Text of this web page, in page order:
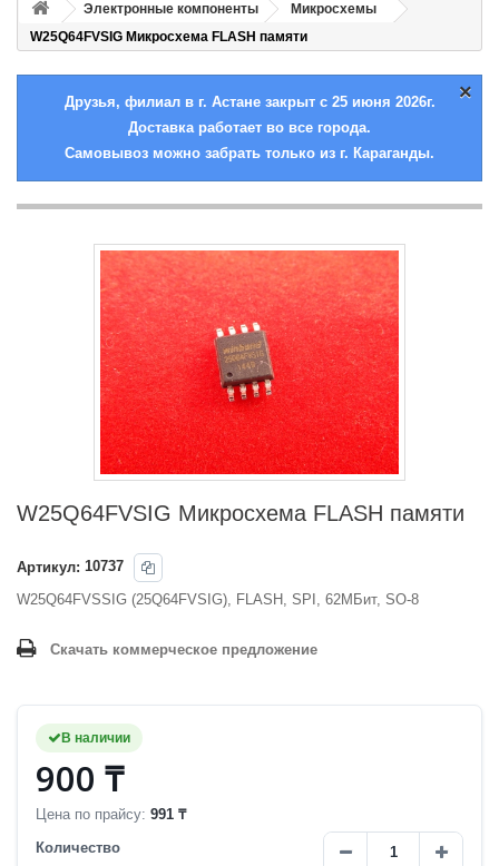
Электронные компоненты
Микросхемы
W25Q64FVSIG Микросхема FLASH памяти
×
Друзья, филиал в г. Астане закрыт с 25 июня 2026г.
Доставка работает во все города.
Самовывоз можно забрать только из г. Караганды.
W25Q64FVSIG Микросхема FLASH памяти
Артикул: 10737
W25Q64FVSSIG (25Q64FVSIG), FLASH, SPI, 62МБит, SO-8
Скачать коммерческое предложение
В наличии
900 ₸
Цена по прайсу: 991 ₸
Количество